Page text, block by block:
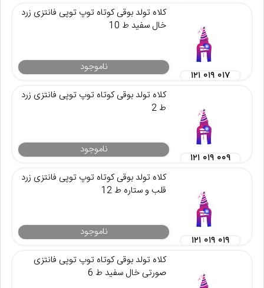
کلاه تولد بوقی کوتاه توپ توپی فانتزی زرد
خال سفید ط 10
ناموجود
۱۲۱ ۰۱۹ ۰۱۷
کلاه تولد بوقی کوتاه توپ توپی فانتزی زرد
ط 2
ناموجود
۱۲۱ ۰۱۹ ۰۰۹
کلاه تولد بوقی کوتاه توپ توپی فانتزی زرد
قلب و ستاره ط 12
ناموجود
۱۲۱ ۰۱۹ ۰۱۹
کلاه تولد بوقی کوتاه توپ توپی فانتزی
صورتی خال سفید ط 6